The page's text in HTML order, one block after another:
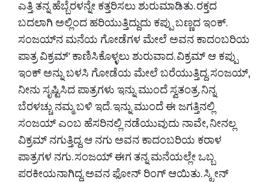
ಎತ್ತಿ ತನ್ನ ಹೆಬ್ಬೆರಳನ್ನೇ ಕತ್ತರಿಸಲು ಶುರುಮಾಡಿತು. ರಕ್ತದ
ಬದಲಾಗಿ ಅಲ್ಲಿಂದ ಹರಿಯುತ್ತಿದ್ದುದು ಕಪ್ಪು ಬಣ್ಣದ ಇಂಕ್.
ಸಂಜಯ್‌ನ ಮನೆಯ ಗೋಡೆಗಳ ಮೇಲೆ ಅವನ ಕಾದಂಬರಿಯ
ಪಾತ್ರ ವಿಕ್ರಮ್' ಕಾಣಿಸಿಕೊಳ್ಳಲು ಶುರುವಾದ. ವಿಕ್ರಮ್ ಆ ಕಪ್ಪು
ಇಂಕ್‌ ಅನ್ನು ಬಳಸಿ ಗೋಡೆಯ ಮೇಲೆ ಬರೆಯುತ್ತಿದ್ದ. ಸಂಜಯ್,
ನೀನು ಸೃಷ್ಟಿಸಿದ ಪಾತ್ರಗಳು ಇನ್ನು ಮುಂದೆ ಸ್ವತಂತ್ರ. ನಿನ್ನ
ಬೆರಳಚ್ಚು ನಮ್ಮ ಬಳಿ ಇದೆ. ಇನ್ನು ಮುಂದೆ ಈ ಜಗತ್ತಿನಲ್ಲಿ
ಸಂಜಯ್ ಎಂಬ ಹೆಸರಿನಲ್ಲಿ ನಡೆಯುವುದು ನಾವೇ, ನೀನಲ್ಲ
ವಿಕ್ರಮ್ ನಗುತ್ತಿದ್ದ. ಆ ನಗು ಅವನ ಕಾದಂಬರಿಯ ಕರಾಳ
ಪಾತ್ರಗಳ ನಗು. ಸಂಜಯ್ ಈಗ ತನ್ನ ಮನೆಯಲ್ಲೇ ಒಬ್ಬ
ಪರಕೀಯನಾಗಿದ್ದ. ಅವನ ಫೋನ್ ರಿಂಗ್ ಆಯಿತು. ಸ್ಕ್ರೀನ್